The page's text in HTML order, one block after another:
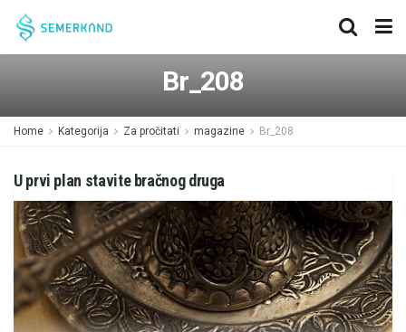
Br_208
Home Kategorija Za pročitati magazine Br_208
U prvi plan stavite bračnog druga